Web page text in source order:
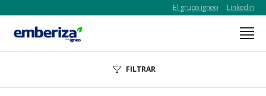
El grupo igneo Linkedin
FILTRAR